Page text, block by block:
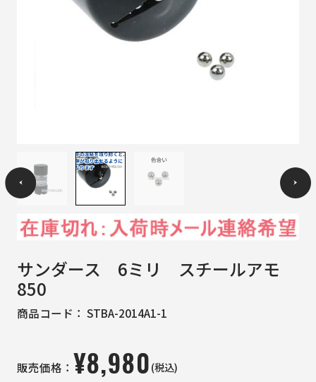
サンダース 6ミリ スチールアモ
850
商品コード： STBA-2014A1-1
販売価格： ¥8,980(税込)